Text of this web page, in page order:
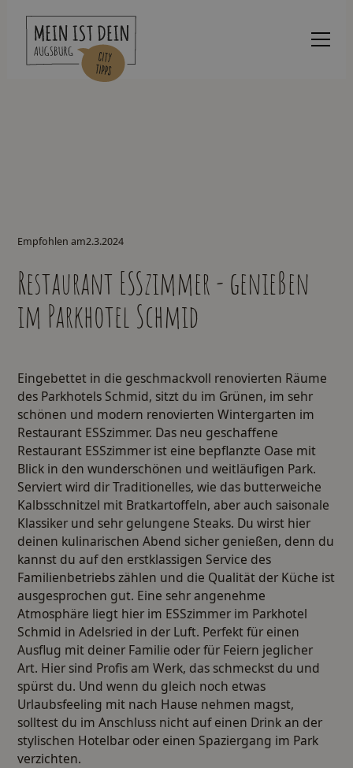
Empfohlen am2.3.2024
Restaurant ESSzimmer - genießen
im Parkhotel Schmid
Eingebettet in die geschmackvoll renovierten Räume
des Parkhotels Schmid, sitzt du im Grünen, im sehr
schönen und modern renovierten Wintergarten im
Restaurant ESSzimmer. Das neu geschaffene
Restaurant ESSzimmer ist eine bepflanzte Oase mit
Blick in den wunderschönen und weitläufigen Park.
Serviert wird dir Traditionelles, wie das butterweiche
Kalbsschnitzel mit Bratkartoffeln, aber auch saisonale
Klassiker und sehr gelungene Steaks. Du wirst hier
deinen kulinarischen Abend sicher genießen, denn du
kannst du auf den erstklassigen Service des
Familienbetriebs zählen und die Qualität der Küche ist
ausgesprochen gut. Eine sehr angenehme
Atmosphäre liegt hier im ESSzimmer im Parkhotel
Schmid in Adelsried in der Luft. Perfekt für einen
Ausflug mit deiner Familie oder für Feiern jeglicher
Art. Hier sind Profis am Werk, das schmeckst du und
spürst du. Und wenn du gleich noch etwas
Urlaubsfeeling mit nach Hause nehmen magst,
solltest du im Anschluss nicht auf einen Drink an der
stylischen Hotelbar oder einen Spaziergang im Park
verzichten.